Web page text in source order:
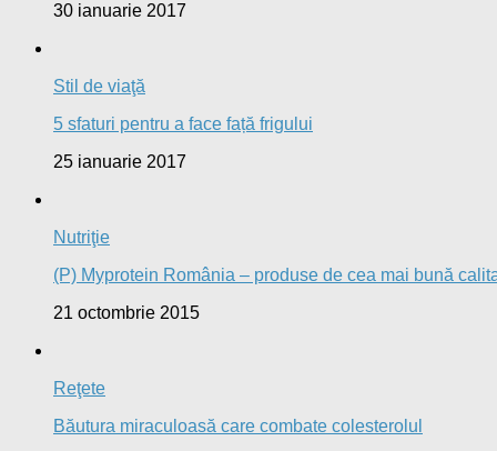
30 ianuarie 2017
Stil de viaţă
5 sfaturi pentru a face față frigului
25 ianuarie 2017
Nutriţie
(P) Myprotein România – produse de cea mai bună
21 octombrie 2015
Reţete
Băutura miraculoasă care combate colesterolul